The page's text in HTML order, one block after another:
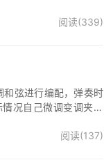
阅读(339)
弦进行编配，弹奏时
况自己微调变调夹品
配，完整的前奏、间奏
阅读(137)